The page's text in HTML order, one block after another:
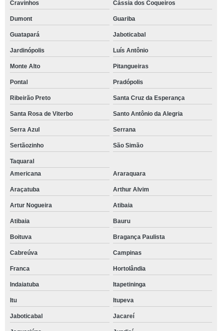
Cravinhos Cássia dos Coqueiros
Dumont Guariba
Guatapará Jaboticabal
Jardinópolis Luís Antônio
Monte Alto Pitangueiras
Pontal Pradópolis
Ribeirão Preto Santa Cruz da Esperança
Santa Rosa de Viterbo Santo Antônio da Alegria
Serra Azul Serrana
Sertãozinho São Simão
Taquaral
Americana
Araraquara
Araçatuba Arthur Alvim
Artur Nogueira Atibaia
Atibaia Bauru
Boituva Bragança Paulista
Cabreúva Campinas
Franca Hortolândia
Indaiatuba Itapetininga
Itu Itupeva
Jaboticabal Jacareí